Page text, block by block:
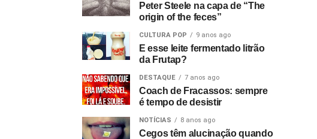
Peter Steele na capa de “The
origin of the feces”
CULTURA POP 9 anos ago
E esse leite fermentado litrão
da Frutap?
DESTAQUE 7 anos ago
Coach de Fracassos: sempre
é tempo de desistir
NOTÍCIAS 8 anos ago
Cegos têm alucinação quando